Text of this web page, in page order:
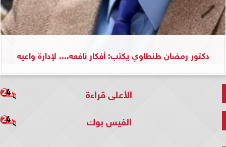
دكتور رمضان طنطاوي يكتب: أفكار نافعه.... لإدارة واعيه
الأعلى قراءة
الفيس بوك